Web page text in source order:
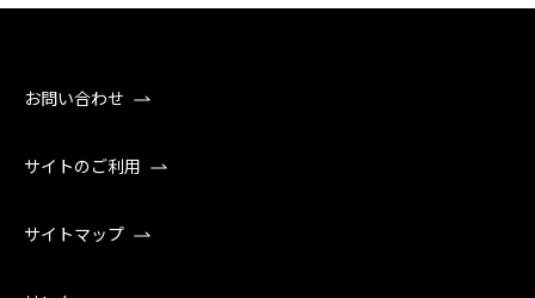
お問い合わせ
サイトのご利用
サイトマップ